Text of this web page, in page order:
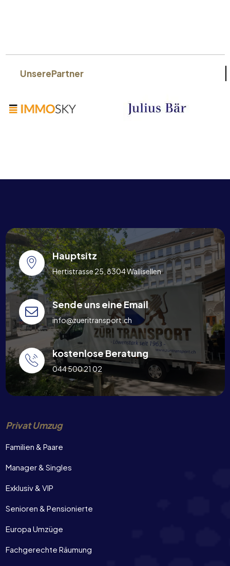
UnserePartner
Hauptsitz
Hertistrasse 25, 8304 Wallisellen
Sende uns eine Email
info@zueritransport.ch
kostenlose Beratung
044 500 21 02
Privat Umzug
Familien & Paare
Manager & Singles
Exklusiv & VIP
Senioren & Pensionierte
Europa Umzüge
Fachgerechte Räumung